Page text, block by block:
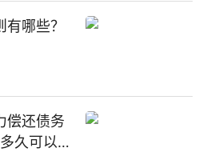
哪些？
偿还债务
久可以